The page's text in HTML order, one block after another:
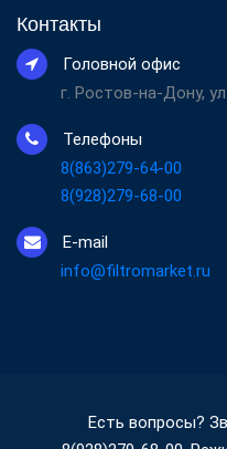
Контакты
Головной офис
г. Ростов-на-Дону,
Телефоны
8(863)279-64-00
8(928)279-68-00
E-mail
info@filtromarket.ru
Есть вопросы?